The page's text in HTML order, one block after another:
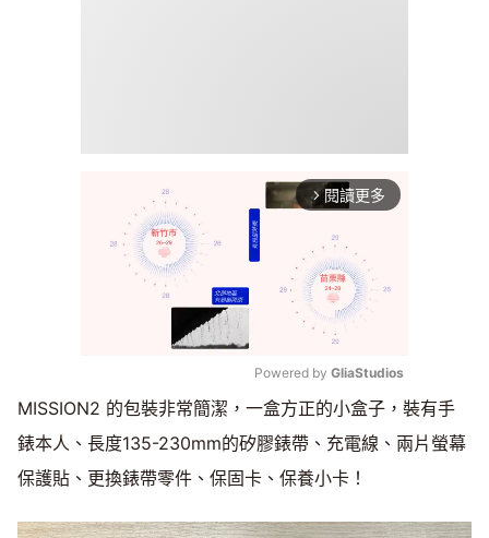
arrow_forward_ios 閱讀更多
Mute
Powered by GliaStudios
MISSION2 的包裝非常簡潔，一盒方正的小盒子，裝有手
錶本人、長度135-230mm的矽膠錶帶、充電線、兩片螢幕
保護貼、更換錶帶零件、保固卡、保養小卡！